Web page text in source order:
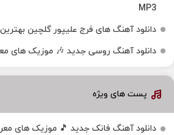
MP3
دانلود آهنگ های فرج علیپور گلچین
دانلود آهنگ روسی جدید 🎶 موزیک‌ های
پست های ویژه
دانلود آهنگ فانک جدید 🎵 موزیک‌ های